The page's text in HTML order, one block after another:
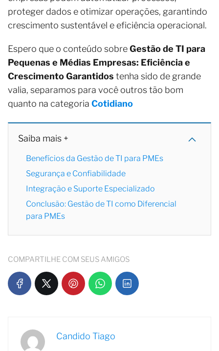
proteger dados e otimizar operações, garantindo
crescimento sustentável e eficiência operacional.
Espero que o conteúdo sobreGestão de TI para
Pequenas e Médias Empresas: Eficiência e
Crescimento Garantidos tenha sido de grande
valia, separamos para você outros tão bom
quanto na categoria Cotidiano
Saiba mais +
Benefícios da Gestão de TI para PMEs
Segurança e Confiabilidade
Integração e Suporte Especializado
Conclusão: Gestão de TI como Diferencial
para PMEs
COMPARTILHE COM SEUS AMIGOS
Candido Tiago